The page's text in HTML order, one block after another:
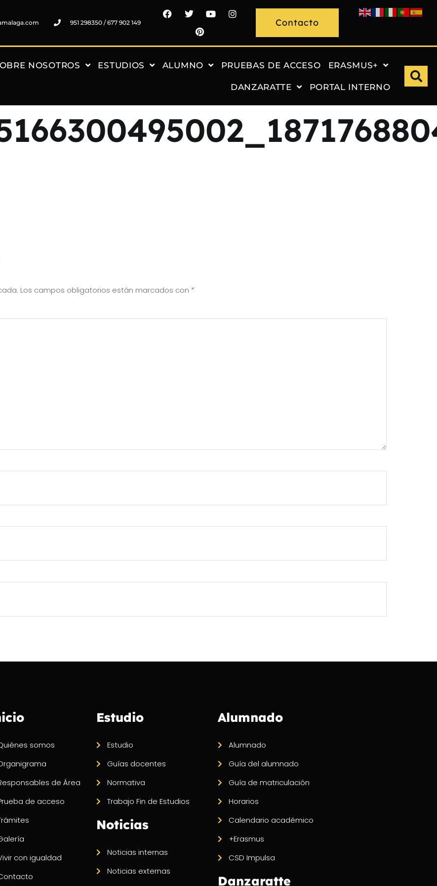
951 298350 / 677 902 149 Contacto
NOSOTROS ESTUDIOS ALUMNO PRUEBAS DE ACCESO ERASMUS+
DANZARATTE PORTAL INTERNO
Los campos obligatorios están marcados con *
somos
de Área
de acceso
con igualdad
Estudio
Estudio
Guías docentes
Normativa
Trabajo Fin de Estudios
Noticias
Noticias internas
Noticias externas
Alumnado
Alumnado
Guía del alumnado
Guía de matriculación
Horarios
Calendario académico
+Erasmus
CSD Impulsa
Danzaratte